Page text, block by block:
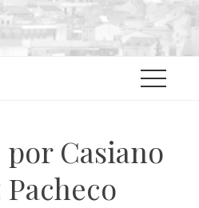
por Casiano